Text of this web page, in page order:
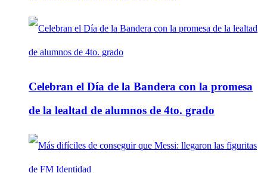
Celebran el Día de la Bandera con la promesa
de la lealtad de alumnos de 4to. grado